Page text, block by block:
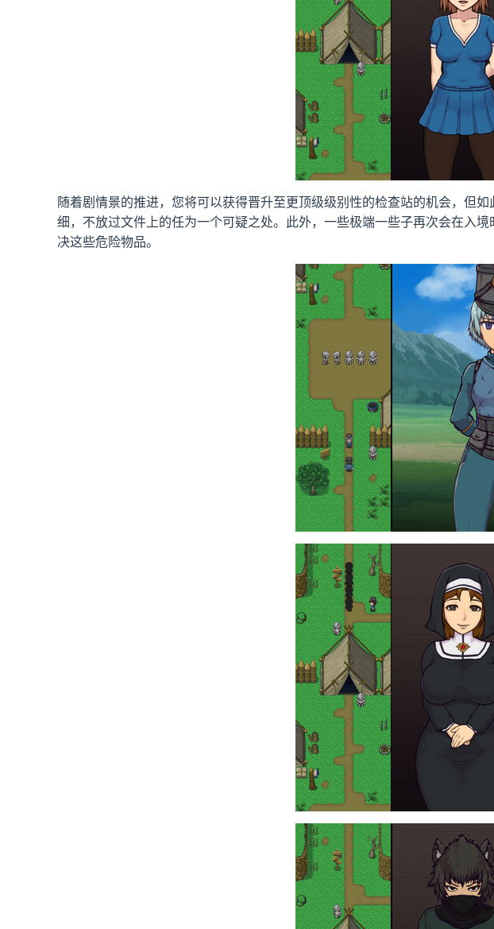
随着剧情景的推进，您将可以获得晋升至更顶级级别性的检查站的机会，但
细，不放过文件上的任为一个可疑之处。此外，一些极端一些子再次会在入
决这些危险物品。